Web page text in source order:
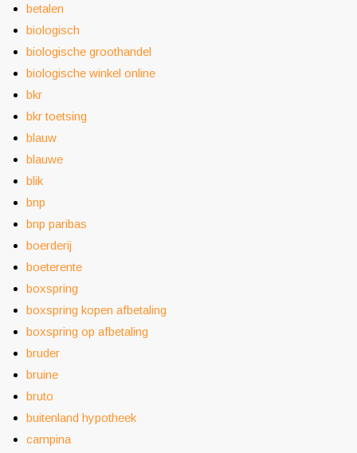
betalen
biologisch
biologische groothandel
biologische winkel online
bkr
bkr toetsing
blauw
blauwe
blik
bnp
bnp paribas
boerderij
boeterente
boxspring
boxspring kopen afbetaling
boxspring op afbetaling
bruder
bruine
bruto
buitenland hypotheek
campina